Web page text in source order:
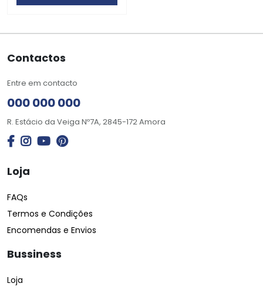
Contactos
Entre em contacto
000 000 000
R. Estácio da Veiga Nº7A, 2845-172 Amora
Loja
FAQs
Termos e Condições
Encomendas e Envios
Bussiness
Loja